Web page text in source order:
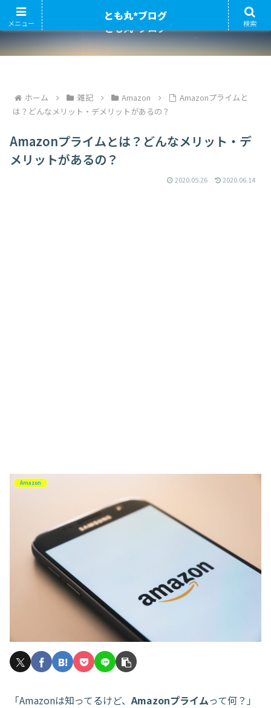
とも丸*ブログ
ホーム 雑記 Amazon
Amazonプライムと
は？どんなメリット・デメリットがあるの？
Amazonプライムとは？どんなメリット・デ
メリットがあるの？
2020.05.26 2020.06.14
Amazon
「Amazonは知ってるけど、Amazonプライムって何？」
メニュー
とも丸*ブログ
検索